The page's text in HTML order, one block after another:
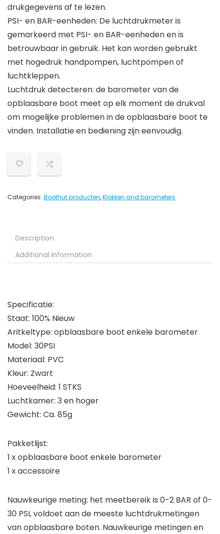
drukgegevens af te lezen.
PSI- en BAR-eenheden: De luchtdrukmeter is
gemarkeerd met PSI- en BAR-eenheden en is
betrouwbaar in gebruik. Het kan worden gebruikt
met hogedruk handpompen, luchtpompen of
luchtkleppen.
Luchtdruk detecteren: de barometer van de
opblaasbare boot meet op elk moment de drukval
om mogelijke problemen in de opblaasbare boot te
vinden. Installatie en bediening zijn eenvoudig.
Categories: Boothut producten,Klokken and barometers
Description
Additional information
Specificatie:
Staat: 100% Nieuw
Aritkeltype: opblaasbare boot enkele barometer
Model: 30PSI
Materiaal: PVC
Kleur: Zwart
Hoeveelheid: 1 STKS
Luchtkamer: 3 en hoger
Gewicht: Ca. 85g
Pakketlijst:
1 x opblaasbare boot enkele barometer
1 x accessoire
Nauwkeurige meting: het meetbereik is 0-2 BAR of 0-
30 PSI, voldoet aan de meeste luchtdrukmetingen
van opblaasbare boten. Nauwkeurige metingen en